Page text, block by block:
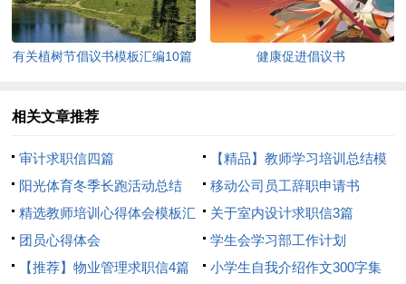
有关植树节倡议书模板汇编10篇 健康促进倡议书
相关文章推荐
审计求职信四篇
【精品】教师学习培训总结模
板8篇
阳光体育冬季长跑活动总结
移动公司员工辞职申请书
精选教师培训心得体会模板汇
总8篇
关于室内设计求职信3篇
团员心得体会
学生会学习部工作计划
【推荐】物业管理求职信4篇
小学生自我介绍作文300字集